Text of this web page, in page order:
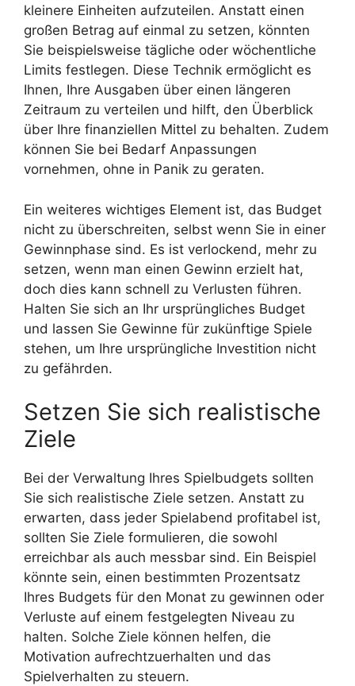
kleinere Einheiten aufzuteilen. Anstatt einen
großen Betrag auf einmal zu setzen, könnten
Sie beispielsweise tägliche oder wöchentliche
Limits festlegen. Diese Technik ermöglicht es
Ihnen, Ihre Ausgaben über einen längeren
Zeitraum zu verteilen und hilft, den Überblick
über Ihre finanziellen Mittel zu behalten. Zudem
können Sie bei Bedarf Anpassungen
vornehmen, ohne in Panik zu geraten.
Ein weiteres wichtiges Element ist, das Budget
nicht zu überschreiten, selbst wenn Sie in einer
Gewinnphase sind. Es ist verlockend, mehr zu
setzen, wenn man einen Gewinn erzielt hat,
doch dies kann schnell zu Verlusten führen.
Halten Sie sich an Ihr ursprüngliches Budget
und lassen Sie Gewinne für zukünftige Spiele
stehen, um Ihre ursprüngliche Investition nicht
zu gefährden.
Setzen Sie sich realistische
Ziele
Bei der Verwaltung Ihres Spielbudgets sollten
Sie sich realistische Ziele setzen. Anstatt zu
erwarten, dass jeder Spielabend profitabel ist,
sollten Sie Ziele formulieren, die sowohl
erreichbar als auch messbar sind. Ein Beispiel
könnte sein, einen bestimmten Prozentsatz
Ihres Budgets für den Monat zu gewinnen oder
Verluste auf einem festgelegten Niveau zu
halten. Solche Ziele können helfen, die
Motivation aufrechtzuerhalten und das
Spielverhalten zu steuern.